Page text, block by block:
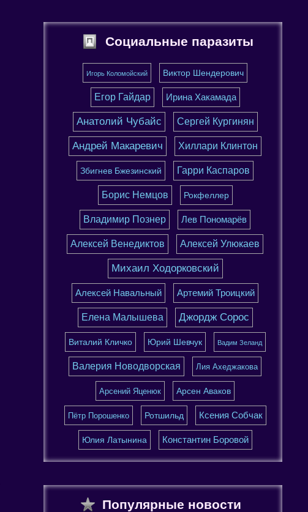
Социальные паразиты
Игорь Коломойский Виктор Шендерович
Егор Гайдар Ирина Хакамада
Анатолий Чубайс Сергей Кургинян
Андрей Макаревич Хиллари Клинтон
Збигнев Бжезинский Гарри Каспаров
Борис Немцов Рокфеллер
Владимир Познер Лев Пономарёв
Алексей Венедиктов Алексей Улюкаев
Михаил Ходорковский
Алексей Навальный Артемий Троицкий
Елена Малышева Джордж Сорос
Виталий Кличко Юрий Шевчук Вадим Зеланд
Валерия Новодворская Лия Ахеджакова
Арсений Яценюк Арсен Аваков
Пётр Порошенко Ротшильд Ксения Собчак
Юлия Латынина Константин Боровой
Популярные новости